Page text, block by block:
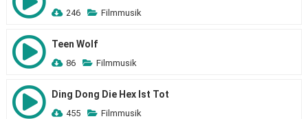
246 Filmmusik
Teen Wolf
86 Filmmusik
Ding Dong Die Hex Ist Tot
455 Filmmusik